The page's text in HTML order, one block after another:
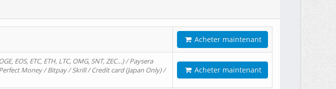
Acheter maintenant
EOS, ETC, ETH, LTC, OMG, SNT, ZEC…) / Paysera
Money / Bitpay / Skrill / Credit card (Japan Only) /
Acheter maintenant